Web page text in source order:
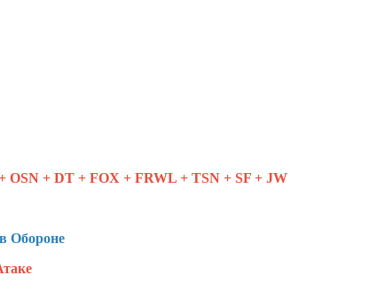
+ DT + FOX + FRWL + TSN + SF + JW
Обороне